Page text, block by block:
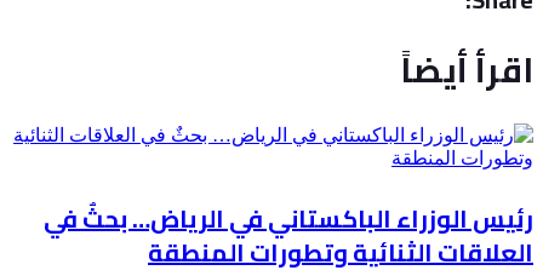
اقرأ أيضاً
رئيس الوزراء الباكستاني في الرياض… بحثٌ في
العلاقات الثنائية وتطورات المنطقة